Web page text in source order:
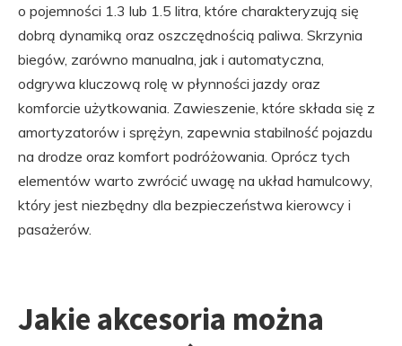
o pojemności 1.3 lub 1.5 litra, które charakteryzują się
dobrą dynamiką oraz oszczędnością paliwa. Skrzynia
biegów, zarówno manualna, jak i automatyczna,
odgrywa kluczową rolę w płynności jazdy oraz
komforcie użytkowania. Zawieszenie, które składa się z
amortyzatorów i sprężyn, zapewnia stabilność pojazdu
na drodze oraz komfort podróżowania. Oprócz tych
elementów warto zwrócić uwagę na układ hamulcowy,
który jest niezbędny dla bezpieczeństwa kierowcy i
pasażerów.
Jakie akcesoria można